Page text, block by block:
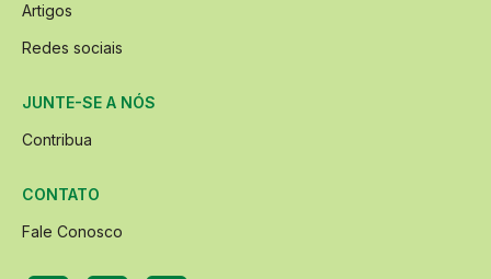
Artigos
Redes sociais
JUNTE-SE A NÓS
Contribua
CONTATO
Fale Conosco